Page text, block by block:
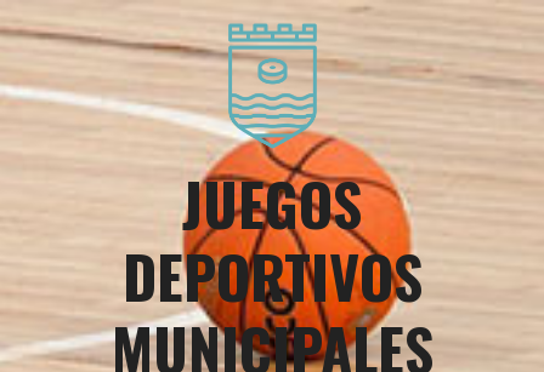
al
JUEGOS
DEPORTIVOS
MUNICIPALES